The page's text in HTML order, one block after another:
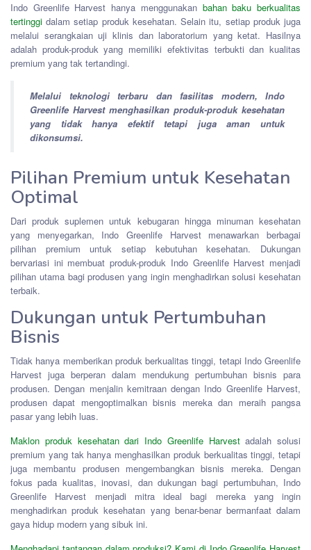
Indo Greenlife Harvest hanya menggunakan bahan baku berkualitas
tertinggi dalam setiap produk kesehatan. Selain itu, setiap produk juga
melalui serangkaian uji klinis dan laboratorium yang ketat. Hasilnya
adalah produk-produk yang memiliki efektivitas terbukti dan kualitas
premium yang tak tertandingi.
Melalui teknologi terbaru dan fasilitas modern, Indo
Greenlife Harvest menghasilkan produk-produk kesehatan
yang tidak hanya efektif tetapi juga aman untuk
dikonsumsi.
Pilihan Premium untuk Kesehatan
Optimal
Dari produk suplemen untuk kebugaran hingga minuman kesehatan
yang menyegarkan, Indo Greenlife Harvest menawarkan berbagai
pilihan premium untuk setiap kebutuhan kesehatan. Dukungan
bervariasi ini membuat produk-produk Indo Greenlife Harvest menjadi
pilihan utama bagi produsen yang ingin menghadirkan solusi kesehatan
terbaik.
Dukungan untuk Pertumbuhan
Bisnis
Tidak hanya memberikan produk berkualitas tinggi, tetapi Indo Greenlife
Harvest juga berperan dalam mendukung pertumbuhan bisnis para
produsen. Dengan menjalin kemitraan dengan Indo Greenlife Harvest,
produsen dapat mengoptimalkan bisnis mereka dan meraih pangsa
pasar yang lebih luas.
Maklon produk kesehatan dari Indo Greenlife Harvestadalah solusi
premium yang tak hanya menghasilkan produk berkualitas tinggi, tetapi
juga membantu produsen mengembangkan bisnis mereka. Dengan
fokus pada kualitas, inovasi, dan dukungan bagi pertumbuhan, Indo
Greenlife Harvest menjadi mitra ideal bagi mereka yang ingin
menghadirkan produk kesehatan yang benar-benar bermanfaat dalam
gaya hidup modern yang sibuk ini.